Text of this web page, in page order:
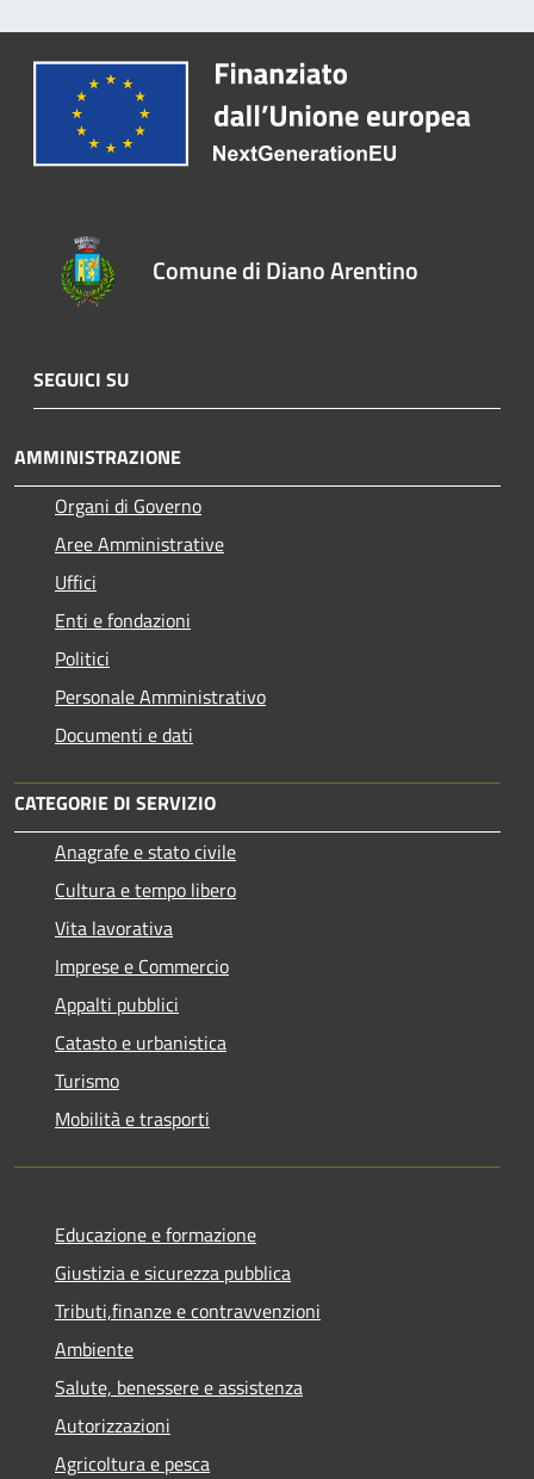
Comune di Diano Arentino
SEGUICI SU
AMMINISTRAZIONE
Organi di Governo
Aree Amministrative
Uffici
Enti e fondazioni
Politici
Personale Amministrativo
Documenti e dati
CATEGORIE DI SERVIZIO
Anagrafe e stato civile
Cultura e tempo libero
Vita lavorativa
Imprese e Commercio
Appalti pubblici
Catasto e urbanistica
Turismo
Mobilità e trasporti
Educazione e formazione
Giustizia e sicurezza pubblica
Tributi,finanze e contravvenzioni
Ambiente
Salute, benessere e assistenza
Autorizzazioni
Agricoltura e pesca